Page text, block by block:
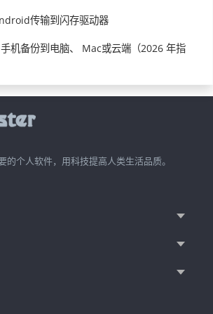
传输到闪存驱动器
机备份到电脑、 Mac或云端（2026 年指
的个人软件，用科技提高人类生活品质。